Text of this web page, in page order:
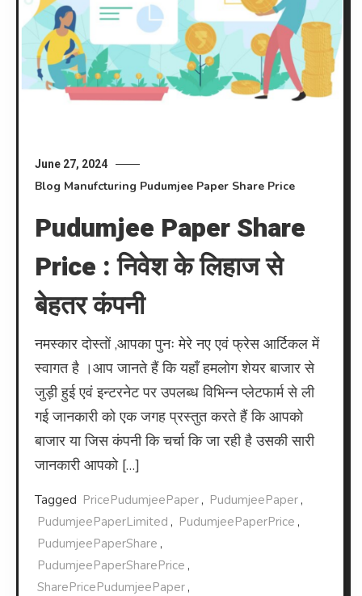
June 27, 2024
Blog Manufcturing Pudumjee Paper Share Price
Pudumjee Paper Share
Price : निवेश के लिहाज से
बेहतर कंपनी
नमस्कार दोस्तों ,आपका पुनः मेरे नए एवं फ्रेस आर्टिकल में
स्वागत है ।आप जानते हैं कि यहाँ हमलोग शेयर बाजार से
जुड़ी हुई एवं इन्टरनेट पर उपलब्ध विभिन्न प्लेटफार्म से ली
गई जानकारी को एक जगह प्रस्तुत करते हैं कि आपको
बाजार या जिस कंपनी कि चर्चा कि जा रही है उसकी सारी
जानकारी आपको […]
Tagged PricePudumjeePaper , PudumjeePaper ,
PudumjeePaperLimited , PudumjeePaperPrice ,
PudumjeePaperShare ,
PudumjeePaperSharePrice ,
SharePricePudumjeePaper ,